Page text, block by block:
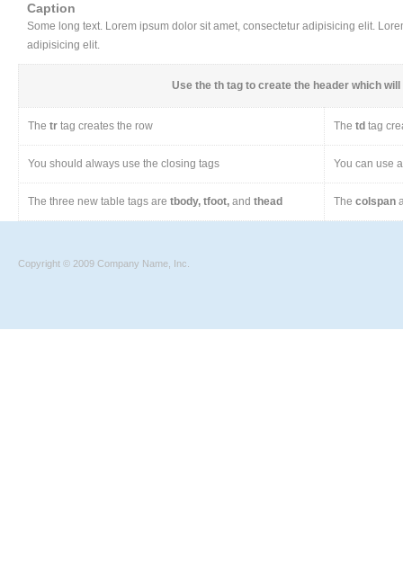
Caption
Some long text. Lorem ipsum dolor sit amet, consectetur adipisicing elit.
adipisicing elit.
Use the th tag to create the header which
The tr tag creates the row The td tag
You should always use the closing tags You can use
The three new table tags are tbody, tfoot, and thead The colspan
Copyright © 2009 Company Name, Inc.